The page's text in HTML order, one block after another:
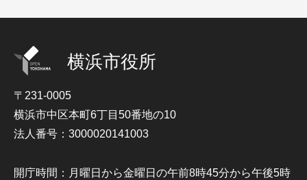
横浜市役所
〒231-0005
横浜市中区本町6丁目50番地の10
法人番号：3000020141003
開庁時間：月曜日から金曜日の午前8時45分から午後5時